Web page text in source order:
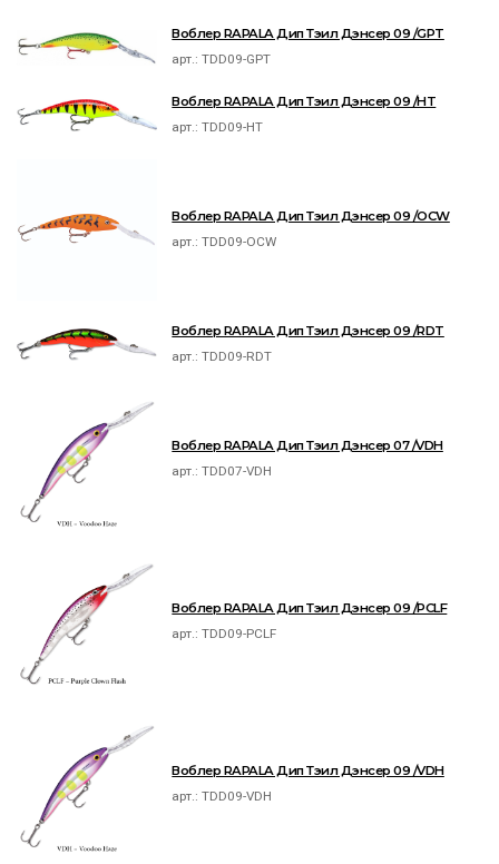
Воблер RAPALA Дип Тэил Дэнсер 09 /GPT
арт.:TDD09-GPT
Воблер RAPALA Дип Тэил Дэнсер 09 /HT
арт.:TDD09-HT
Воблер RAPALA Дип Тэил Дэнсер 09 /OCW
арт.:TDD09-OCW
Воблер RAPALA Дип Тэил Дэнсер 09 /RDT
арт.:TDD09-RDT
Воблер RAPALA Дип Тэил Дэнсер 07 /VDH
арт.:TDD07-VDH
Воблер RAPALA Дип Тэил Дэнсер 09 /PCLF
арт.:TDD09-PCLF
Воблер RAPALA Дип Тэил Дэнсер 09 /VDH
арт.:TDD09-VDH